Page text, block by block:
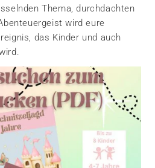
Thema, durchdachten
wird eure
das Kinder und auch